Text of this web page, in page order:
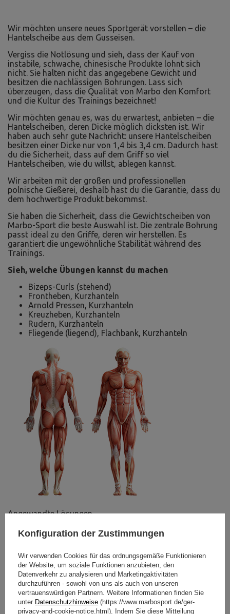
Wir möchten unsere neues Sportgerät vorstellen – die
Hantelscheibe aus dem Gusseisen.
Vergiss die Notlösung und sieh, dass der Kauf von
instabile, schwache, chinesische Produkte lohnt sich
nicht. Sie halten nicht das angegebene Gewicht und
besitzen die nachlässigen Bohrungen. Lass sich
überzeugen, dass die Qualität von Marbo den Komfort
und die Kultur des Trainings bezeichnet!
Wir möchten genau es, was du erwartest, anbieten – die
Hantelscheiben, deren Dicke möglich dicksten ist. Wir
haben auch sehr gute Nachricht: unsere Hantelscheiben
besitzen einer Dicke nur von 1,4 bis 3,4 cm. Dadurch hast
du die Sicherheit, dass auf dem Griff so viel
Hantelscheiben, wie du willst, ablegen kannst.
Wir arbeiten mit der großen und professionellen
polnische Gießerei, deshalb hast du die Garantie, dass du
dem hochwertige Produkt bekommst.
Sie haben die Sicherheit, dass die Gewichtscheiben von
Marbo-Sport die beste Auswahl ist. Die zentrale Bohrung
passt ideal zu den Griffe, deren wir herstellen. Es
garantiert die ungewöhnliche Stabilität während des
Trainings.
Sieh, welche Übungen kannst du machen
Bizeps-Curls (stehend)
Frontheben, Kurzhanteln
Arnold Pressen, Kurzhanteln
Kreuzheben, Kurzhanteln
Rudern, Kurzhanteln
Fliegende (liegend), Flachbank, Kurzhanteln
Angewandte Lösungen
Konfiguration der Zustimmungen
Wir verwenden Cookies für das ordnungsgemäße Funktionieren
der Website, um soziale Funktionen anzubieten, den
Datenverkehr zu analysieren und Marketingaktivitäten
durchzuführen - sowohl von uns als auch von unseren
vertrauenswürdigen Partnern. Weitere Informationen finden Sie
unter Datenschutzhinweise (https://www.marbosport.de/ger-
privacy-and-cookie-notice.html). Indem Sie diese Mitteilung